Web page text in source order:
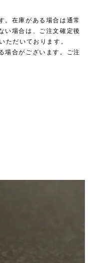
。在庫がある場合は通常
い場合は、ご注文確定後
ただいております。
場合がございます。ご注